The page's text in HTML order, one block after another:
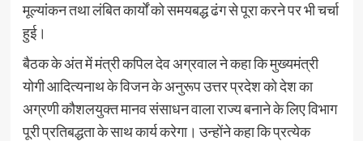
मूल्यांकन तथा लंबित कार्यों को समयबद्ध ढंग से पूरा करने पर भी चर्चा
हुई।
बैठक के अंत में मंत्री कपिल देव अग्रवाल ने कहा कि मुख्यमंत्री
योगी आदित्यनाथ के विजन के अनुरूप उत्तर प्रदेश को देश का
अग्रणी कौशलयुक्त मानव संसाधन वाला राज्य बनाने के लिए विभाग
पूरी प्रतिबद्धता के साथ कार्य करेगा। उन्होंने कहा कि प्रत्येक